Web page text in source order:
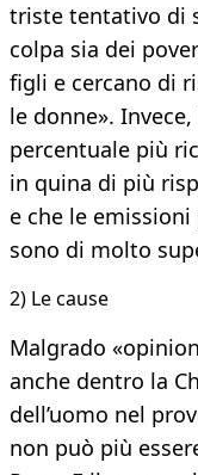
triste tentativo di
colpa sia dei
figli e cercano di
le donne».
percentuale più
in quina di più
e che le
sono di molto
2) Le cause
Malgrado
anche dentro la
dell’uomo nel
non può più